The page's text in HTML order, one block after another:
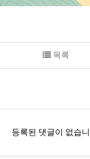
목록
등록된 댓글이 없습